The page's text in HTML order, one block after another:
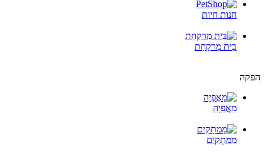
חנות חיות
בֵּית מִרקַחַת
הפקה
מַאֲפִיָה
מַמתָקִים